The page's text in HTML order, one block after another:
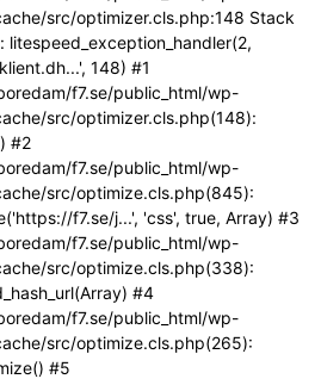
src/optimizer.cls.php:148 Stack
148) #1
f7.se/public_html/wp-
src/optimizer.cls.php(148):
#2
f7.se/public_html/wp-
src/optimize.cls.php(845):
f7.se/j...', 'css', true, Array) #3
f7.se/public_html/wp-
src/optimize.cls.php(338):
#4
f7.se/public_html/wp-
src/optimize.cls.php(265):
#5